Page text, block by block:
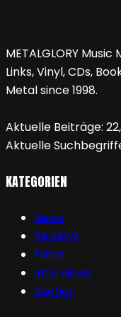
METALGLORY
Links, Vinyl, CDs,
Metal since 1998.
Aktuelle Beiträge:
Aktuelle
KATEGORIEN
News
Reviews
Filme
Interviews
Bücher